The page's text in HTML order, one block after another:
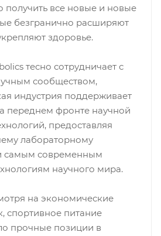
получить все новые и новые
безгранично расширяют
здоровье.
тесно сотрудничает с
сообществом,
индустрия поддерживает
переднем фронте научной
предоставляя
лабораторному
самым современным
научного мира.
на экономические
спортивное питание
прочные позиции в